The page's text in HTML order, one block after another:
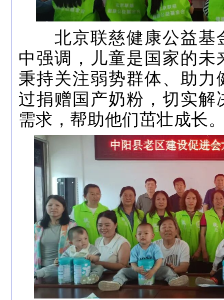
北京联慈健康公益基
中强调，儿童是国家的
秉持关注弱势群体、助
过捐赠国产奶粉，切实
需求，帮助他们茁壮成长